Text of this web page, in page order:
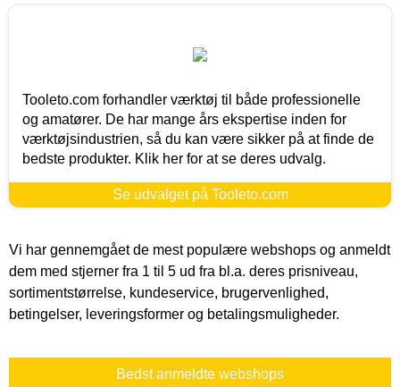
Tooleto.com forhandler værktøj til både professionelle
og amatører. De har mange års ekspertise inden for
værktøjsindustrien, så du kan være sikker på at finde de
bedste produkter. Klik her for at se deres udvalg.
Se udvalget på Tooleto.com
Vi har gennemgået de mest populære webshops og anmeldt
dem med stjerner fra 1 til 5 ud fra bl.a. deres prisniveau,
sortimentstørrelse, kundeservice, brugervenlighed,
betingelser, leveringsformer og betalingsmuligheder.
Bedst anmeldte webshops